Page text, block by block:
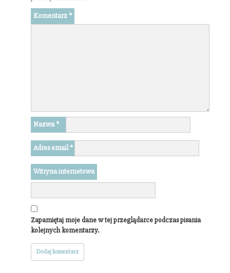
Komentarz *
Nazwa*
Adres email*
Witryna internetowa
Zapamiętaj moje dane w tej przeglądarce podczas pisania
kolejnych komentarzy.